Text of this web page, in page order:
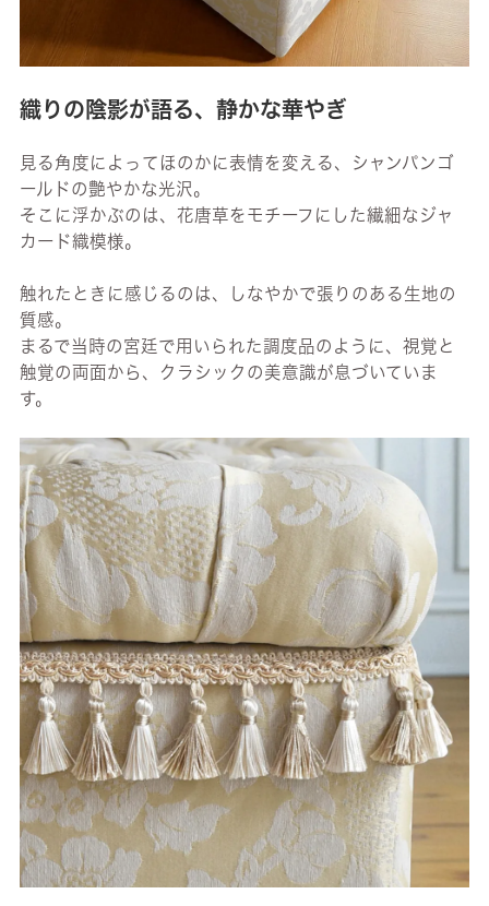
織りの陰影が語る、静かな華やぎ
見る角度によってほのかに表情を変える、シャンパンゴ
ールドの艶やかな光沢。
そこに浮かぶのは、花唐草をモチーフにした繊細なジャ
カード織模様。
触れたときに感じるのは、しなやかで張りのある生地の
質感。
まるで当時の宮廷で用いられた調度品のように、視覚と
触覚の両面から、クラシックの美意識が息づいていま
す。